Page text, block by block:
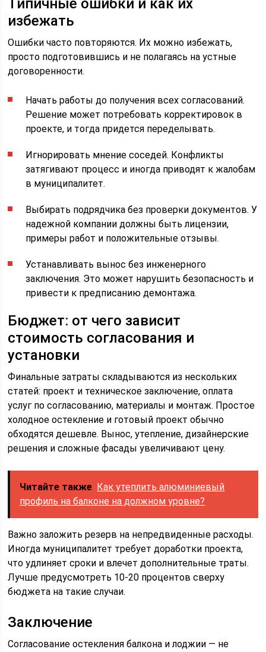
Типичные ошибки и как их
избежать
Ошибки часто повторяются. Их можно избежать,
просто подготовившись и не полагаясь на устные
договоренности.
Начать работы до получения всех согласований.
Решение может потребовать корректировок в
проекте, и тогда придется переделывать.
Игнорировать мнение соседей. Конфликты
затягивают процесс и иногда приводят к жалобам
в муниципалитет.
Выбирать подрядчика без проверки документов. У
надежной компании должны быть лицензии,
примеры работ и положительные отзывы.
Устанавливать вынос без инженерного
заключения. Это может нарушить безопасность и
привести к предписанию демонтажа.
Бюджет: от чего зависит
стоимость согласования и
установки
Финальные затраты складываются из нескольких
статей: проект и техническое заключение, оплата
услуг по согласованию, материалы и монтаж. Простое
холодное остекление и готовый проект обычно
обходятся дешевле. Вынос, утепление, дизайнерские
решения и сложные фасады увеличивают цену.
Читайте также Как утеплить алюминиевый
профиль на балконе на должном уровне?
Важно заложить резерв на непредвиденные расходы.
Иногда муниципалитет требует доработки проекта,
что удлиняет сроки и влечет дополнительные траты.
Лучше предусмотреть 10-20 процентов сверху
бюджета на такие случаи.
Заключение
Согласование остекления балкона и лоджии — не